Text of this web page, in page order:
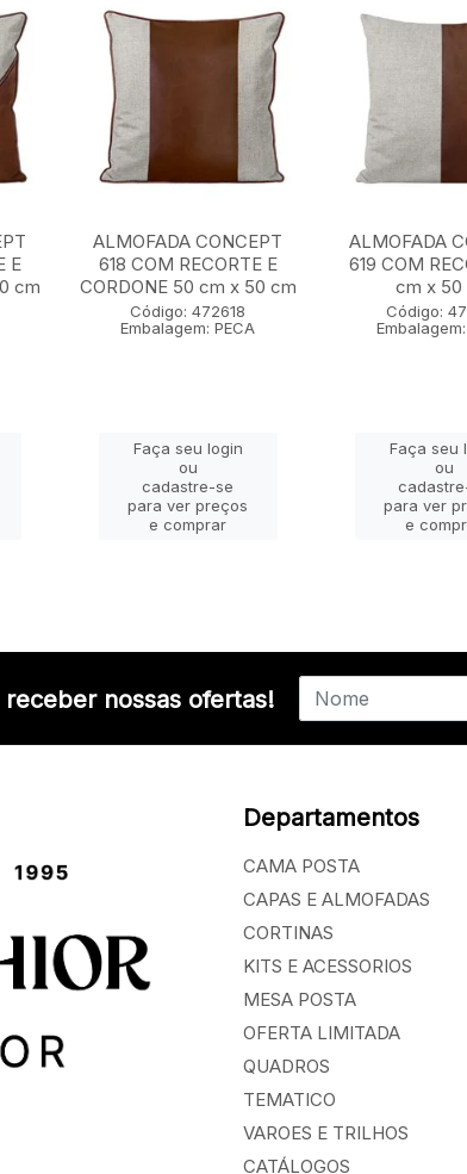
E
cm
ALMOFADA CONCEPT
618 COM RECORTE E
CORDONE 50 cm x 50 cm
Código: 472618
Embalagem: PECA
Faça seu login
ou
cadastre-se
para ver preços
e comprar
ALMOFADA
619 COM
cm x 50
Código:
Faça seu
ou
para ver
e
nossas ofertas!
Departamentos
CAMA POSTA
CAPAS E ALMOFADAS
CORTINAS
KITS E ACESSORIOS
MESA POSTA
OFERTA LIMITADA
QUADROS
TEMATICO
VAROES E TRILHOS
CATÁLOGOS